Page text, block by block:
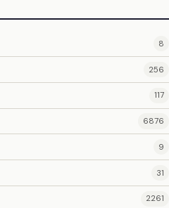
8
256
117
6876
9
31
2261